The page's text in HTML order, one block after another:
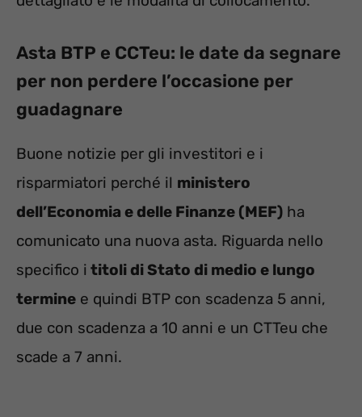
Asta BTP e CCTeu: le date da segnare
per non perdere l’occasione per
guadagnare
Buone notizie per gli investitori e i
risparmiatori perché il ministero
dell’Economia e delle Finanze (MEF) ha
comunicato una nuova asta. Riguarda nello
specifico i titoli di Stato di medio e lungo
termine e quindi BTP con scadenza 5 anni,
due con scadenza a 10 anni e un CTTeu che
scade a 7 anni.